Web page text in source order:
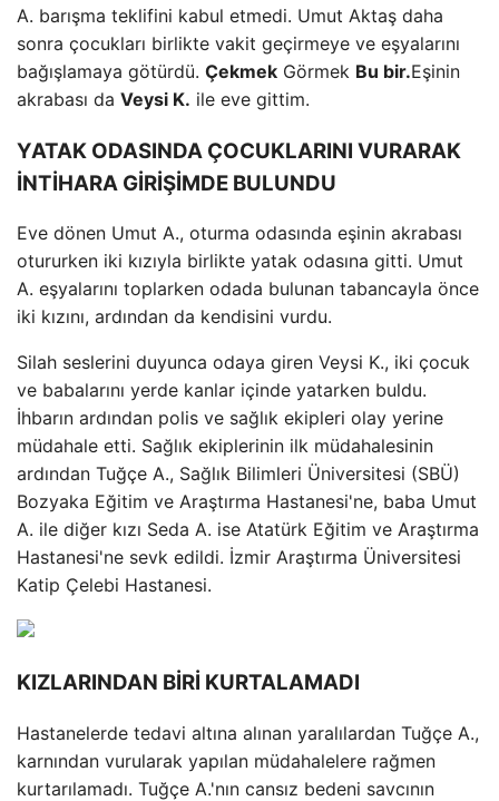
A. barışma teklifini kabul etmedi. Umut Aktaş daha
sonra çocukları birlikte vakit geçirmeye ve eşyalarını
bağışlamaya götürdü. Çekmek Görmek Bu bir.Eşinin
akrabası da Veysi K. ile eve gittim.
YATAK ODASINDA ÇOCUKLARINI VURARAK
İNTİHARA GİRİŞİMDE BULUNDU
Eve dönen Umut A., oturma odasında eşinin akrabası
otururken iki kızıyla birlikte yatak odasına gitti. Umut
A. eşyalarını toplarken odada bulunan tabancayla önce
iki kızını, ardından da kendisini vurdu.
Silah seslerini duyunca odaya giren Veysi K., iki çocuk
ve babalarını yerde kanlar içinde yatarken buldu.
İhbarın ardından polis ve sağlık ekipleri olay yerine
müdahale etti. Sağlık ekiplerinin ilk müdahalesinin
ardından Tuğçe A., Sağlık Bilimleri Üniversitesi (SBÜ)
Bozyaka Eğitim ve Araştırma Hastanesi'ne, baba Umut
A. ile diğer kızı Seda A. ise Atatürk Eğitim ve Araştırma
Hastanesi'ne sevk edildi. İzmir Araştırma Üniversitesi
Katip Çelebi Hastanesi.
KIZLARINDAN BİRİ KURTALAMADI
Hastanelerde tedavi altına alınan yaralılardan Tuğçe A.,
karnından vurularak yapılan müdahalelere rağmen
kurtarılamadı. Tuğçe A.'nın cansız bedeni savcının